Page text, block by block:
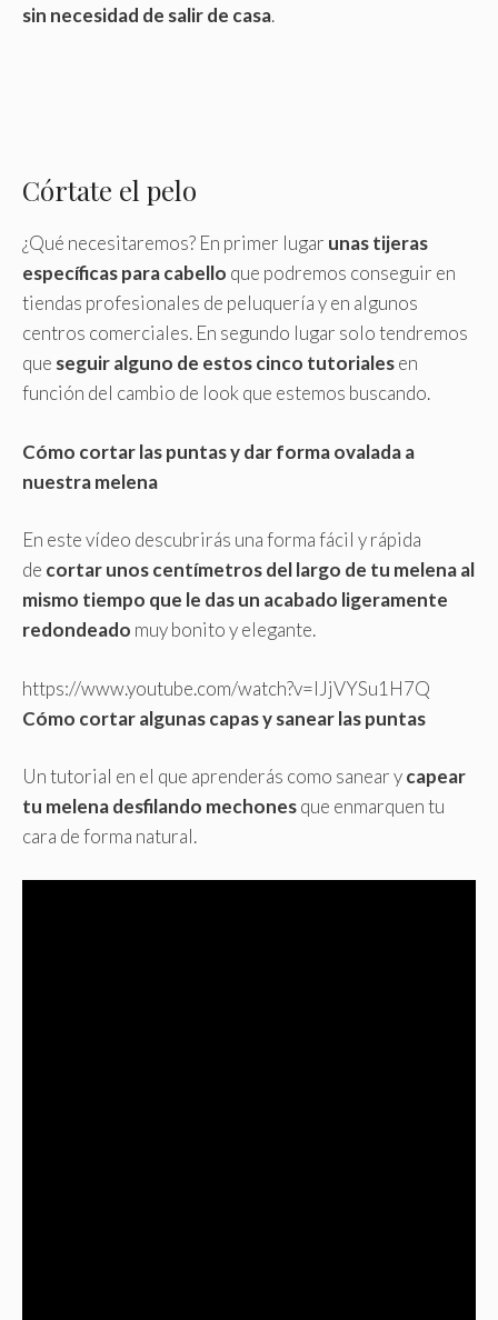
sin necesidad de salir de casa.
Córtate el pelo
¿Qué necesitaremos? En primer lugar unas tijeras
específicas para cabello que podremos conseguir en
tiendas profesionales de peluquería y en algunos
centros comerciales. En segundo lugar solo tendremos
que seguir alguno de estos cinco tutorialesen
función del cambio de look que estemos buscando.
Cómo cortar las puntas y dar forma ovalada a
nuestra melena
En este vídeo descubrirás una forma fácil y rápida
de cortar unos centímetros del largo de tu melena al
mismo tiempo que le das un acabado ligeramente
redondeado muy bonito y elegante.
https://www.youtube.com/watch?v=IJjVYSu1H7Q
Cómo cortar algunas capas y sanear las puntas
Un tutorial en el que aprenderás como sanear ycapear
tu melena desfilando mechonesque enmarquen tu
cara de forma natural.